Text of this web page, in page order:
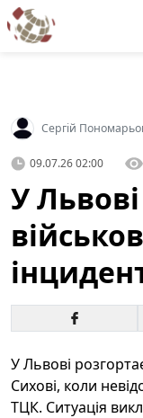
Сергій
09.07.26 02:00
У Львові
У Львові
Сихові, коли
ТЦК. Ситуація